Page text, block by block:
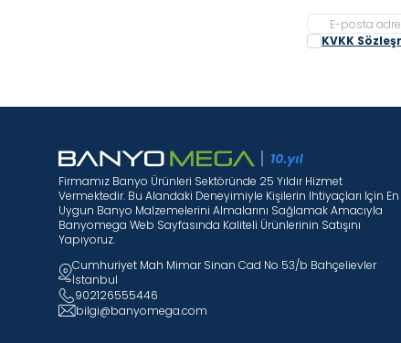
KVKK
Firmamız Banyo Ürünleri Sektöründe 25 Yıldır Hizmet
Vermektedir. Bu Alandaki Deneyimiyle Kişilerin Ihtiyaçları Için En
Uygun Banyo Malzemelerini Almalarını Sağlamak Amacıyla
Banyomega Web Sayfasında Kaliteli Ürünlerinin Satışını
Yapıyoruz.
Cumhuriyet Mah Mimar Sinan Cad No 53/b Bahçelievler
İstanbul
902126555446
bilgi@banyomega.com